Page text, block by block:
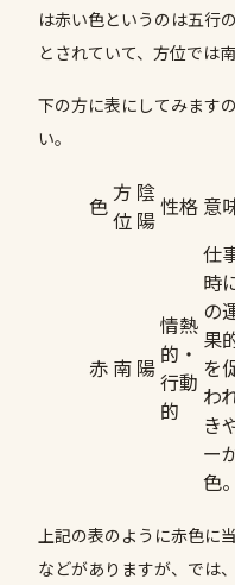
は赤い色というのは五行
とされていて、方位では
下の方に表にしてみます
い。
色 方
位
陰
陽性格 意
赤 南 陽
情熱
的・
行動
的
仕
時
の
果
を
わ
き
ー
色。
上記の表のように赤色に
などがありますが、では